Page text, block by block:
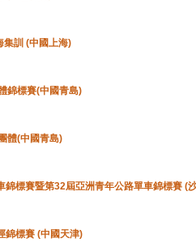
集訓 (中國上海)
錦標賽(中國青島)
體(中國青島)
錦標賽暨第32屆亞洲青年公路單車錦標賽 (
錦標賽 (中國天津)